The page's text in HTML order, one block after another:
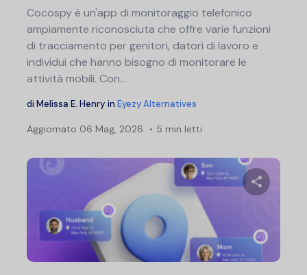
Cocospy è un'app di monitoraggio telefonico
ampiamente riconosciuta che offre varie funzioni
di tracciamento per genitori, datori di lavoro e
individui che hanno bisogno di monitorare le
attività mobili. Con...
di Melissa E. Henry in Eyezy Alternatives
Aggiornato 06 Mag, 2026 5 min letti